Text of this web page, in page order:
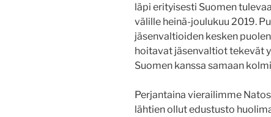
läpi erityisesti Suomen
välille heinä-joulukuu 2019.
jäsenvaltioiden kesken
hoitavat jäsenvaltiot tekevät
Suomen kanssa samaan
Perjantaina vierailimme
lähtien ollut edustusto